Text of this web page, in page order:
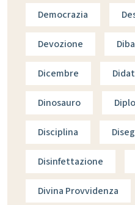
Democrazia
Devozione
Dicembre
Dinosauro
Disciplina
Disinfettazione
Divina Provvidenza